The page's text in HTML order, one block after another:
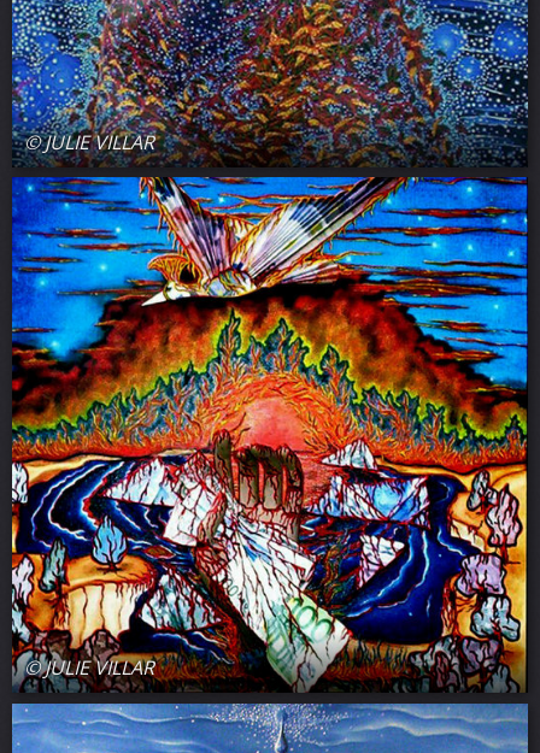
© JULIE VILLAR
© JULIE VILLAR